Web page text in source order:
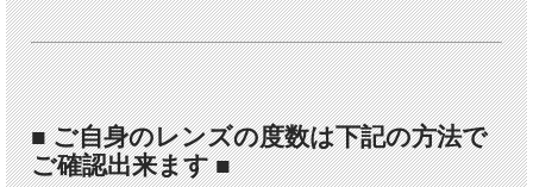
■ ご自身のレンズの度数は下記の方法で
ご確認出来ます ■